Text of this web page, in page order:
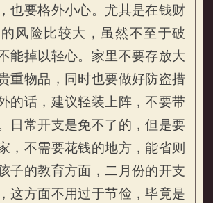
也要格外小心。尤其是在钱财
风险比较大，虽然不至于破
能掉以轻心。家里不要存放大
重物品，同时也要做好防盗措
的话，建议轻装上阵，不要带
日常开支是免不了的，但是要
，不需要花钱的地方，能省则
子的教育方面，二月份的开支
这方面不用过于节俭，毕竟是